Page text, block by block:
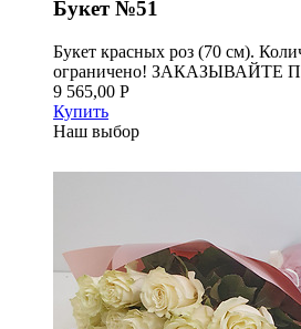
Букет №51
Букет красных роз (70 см).
ограничено! ЗАКАЗЫВАЙТЕ
9 565,00 Р
Купить
Наш выбор